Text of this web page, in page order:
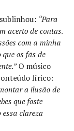
sublinhou: “Para
acerto de contas.
com a minha
os fãs de
O músico
lírico:
a ilusão de
que foste
clareza